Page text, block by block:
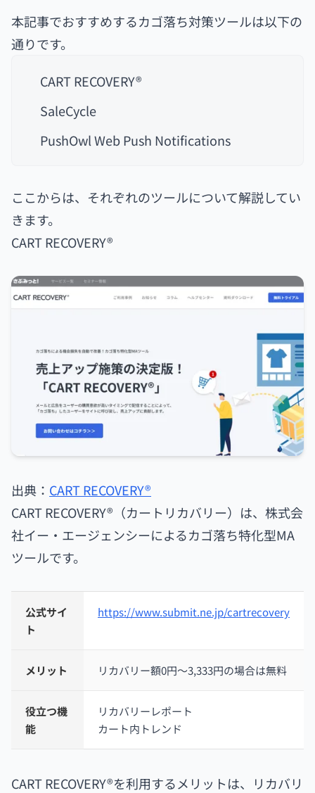
本記事でおすすめするカゴ落ち対策ツールは以下の
通りです。
CART RECOVERY®
SaleCycle
PushOwl Web Push Notifications
ここからは、それぞれのツールについて解説してい
きます。
CART RECOVERY®
出典： CART RECOVERY®
CART RECOVERY®（カートリカバリー）は、株式会
社イー・エージェンシーによるカゴ落ち特化型MA
ツールです。
公式サイ
ト
https://www.submit.ne.jp/cartrecovery
メリット リカバリー額0円～3,333円の場合は無料
役立つ機
能
リカバリーレポート
カート内トレンド
CART RECOVERY®を利用するメリットは、リカバリ